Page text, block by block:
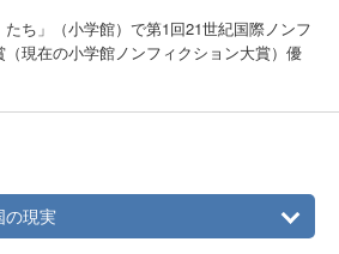
たち」（小学館）で第1回21世紀国際ノンフ
（現在の小学館ノンフィクション大賞）優
の現実